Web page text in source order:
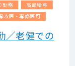
勤務
高額給与
攻医・専修医可
／老健での